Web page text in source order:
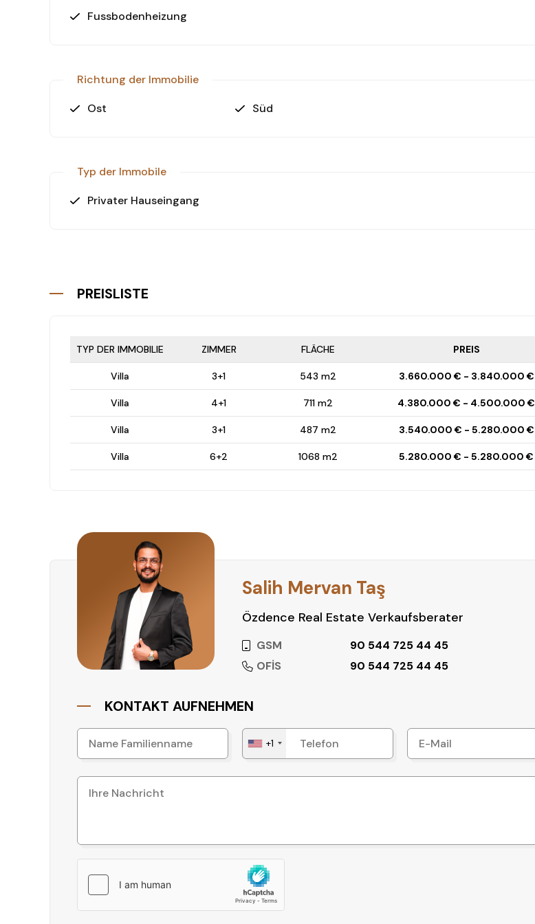
Fussbodenheizung
Richtung der Immobilie
Ost
Süd
Typ der Immobile
Privater Hauseingang
PREISLISTE
TYP DER IMMOBILIE ZIMMER FLÄCHE PREIS
Villa 3+1 543 m2 3.660.000 € - 3.840.000 €
Villa 4+1 711 m2 4.380.000 € - 4.500.000 €
Villa 3+1 487 m2 3.540.000 € - 5.280.000 €
Villa 6+2 1068 m2 5.280.000 € - 5.280.000 €
Salih Mervan Taş
Özdence Real Estate Verkaufsberater
GSM
90 544 725 44 45
OFİS
90 544 725 44 45
KONTAKT AUFNEHMEN
+1